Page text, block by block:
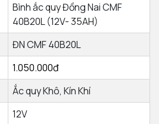
Bình ắc quy Đồng Nai CMF
40B20L (12V- 35AH)
ĐN CMF 40B20L
1.050.000đ
Ắc quy Khô, Kín Khí
12V